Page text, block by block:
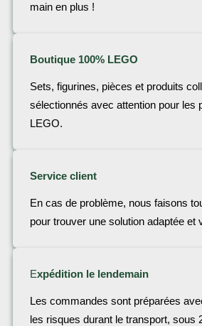
main en plus !
Boutique 100% LEGO
Sets, figurines, pièces et produits
sélectionnés avec attention pour les
LEGO.
Service client
En cas de problème, nous faisons
pour trouver une solution adaptée et
Expédition le lendemain
Les commandes sont préparées
les risques durant le transport, sous